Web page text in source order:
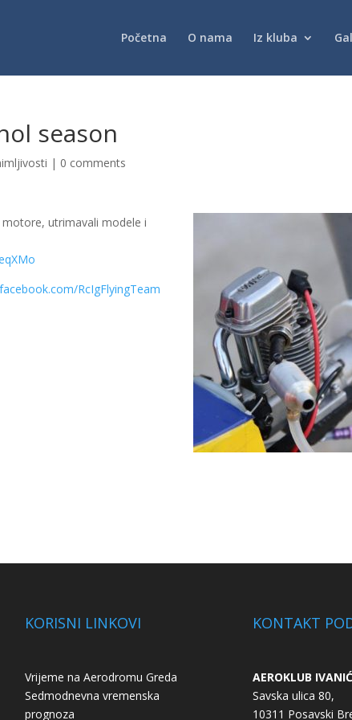
Početna O nama Iz kluba
season
| 0 comments
motore, utrimavali modele i
RcIgFlyingTeam
KORISNI LINKOVI
Vrijeme na Aerodromu Greda
Sedmodnevna vremenska
prognoza
KONTAKT
AEROKLUB
Savska ulica 80,
10311 Posavski